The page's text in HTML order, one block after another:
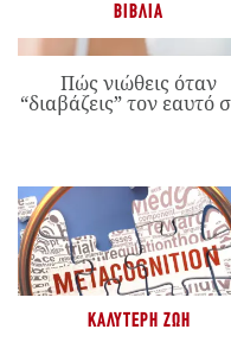
ΒΙΒΛΊΑ
Πώς νιώθεις όταν
“διαβάζεις” τον εαυτό
ΚΑΛΎΤΕΡΗ ΖΩΉ